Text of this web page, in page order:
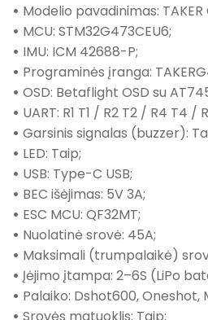
• Modelio pavadinimas:
• MCU: STM32G473CEU6;
• IMU: ICM 42688-P;
• Programinės įranga:
• OSD: Betaflight OSD su
• UART: R1 T1 / R2 T2 / R4 T4 /
• Garsinis signalas (buzzer):
• LED: Taip;
• USB: Type-C USB;
• BEC išėjimas: 5V 3A;
• ESC MCU: QF32MT;
• Nuolatinė srovė: 45A;
• Maksimali (trumpalaikė)
• Įėjimo įtampa: 2–6S (LiPo
• Palaiko: Dshot600, Oneshot,
• Srovės matuoklis: Taip;